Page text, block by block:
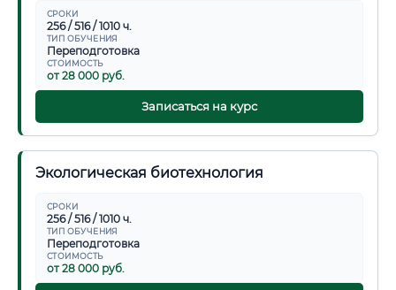
СРОКИ
256 / 516 / 1010 ч.
ТИП ОБУЧЕНИЯ
Переподготовка
СТОИМОСТЬ
от 28 000 руб.
Записаться на курс
Экологическая биотехнология
СРОКИ
256 / 516 / 1010 ч.
ТИП ОБУЧЕНИЯ
Переподготовка
СТОИМОСТЬ
от 28 000 руб.